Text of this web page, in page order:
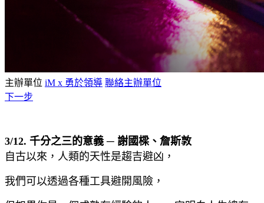
主辦單位 iM x 勇於領導 聯絡主辦單位
下一步
3/12. 千分之三的意義​ ─ 謝國樑、詹斯敦
自古以來，人類的天性是趨吉避凶，
我們可以透過各種工具避開風險，